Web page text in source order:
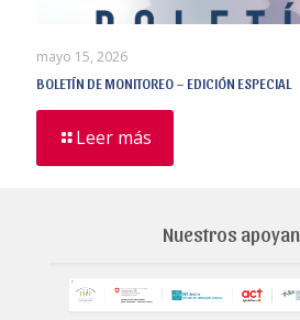
mayo 15, 2026
BOLETÍN DE MONITOREO – EDICIÓN ESPECIAL
Leer más
Nuestros